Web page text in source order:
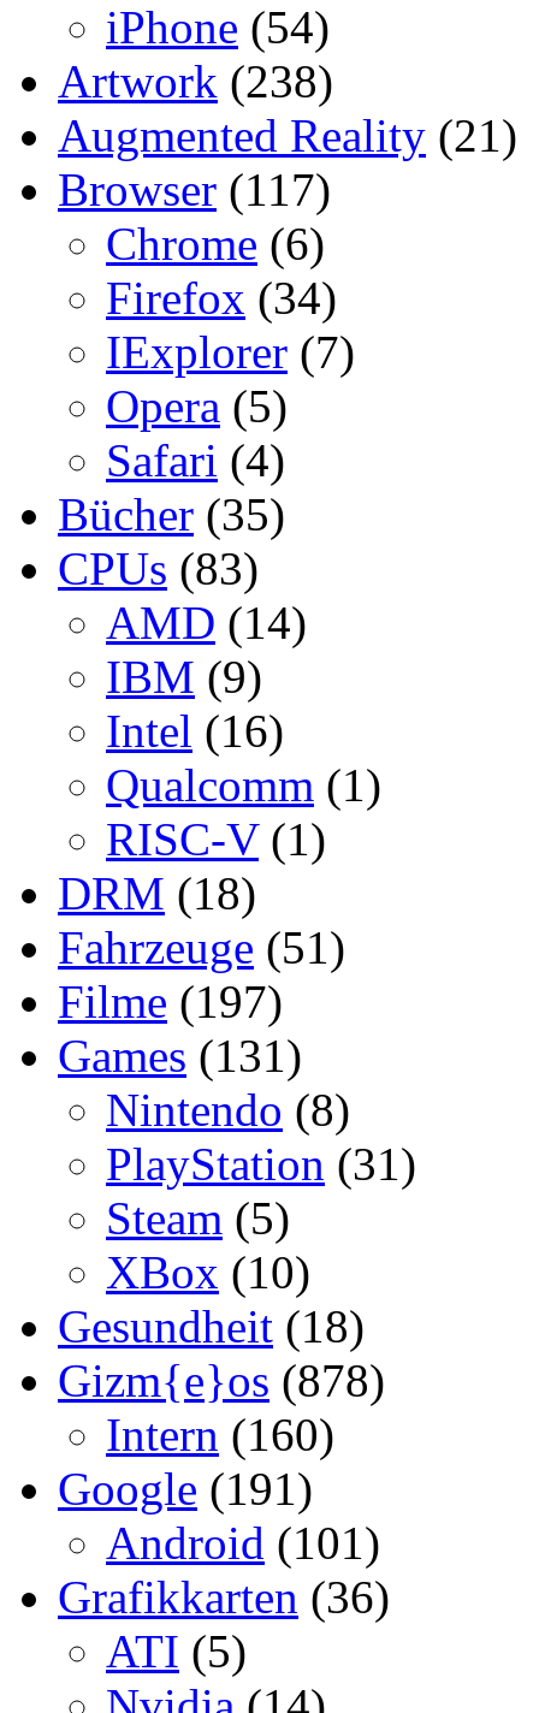
iPhone (54)
Artwork (238)
Augmented Reality (21)
Browser (117)
Chrome (6)
Firefox (34)
IExplorer (7)
Opera (5)
Safari (4)
Bücher (35)
CPUs (83)
AMD (14)
IBM (9)
Intel (16)
Qualcomm (1)
RISC-V(1)
DRM (18)
Fahrzeuge (51)
Filme (197)
Games (131)
Nintendo (8)
PlayStation (31)
Steam (5)
XBox (10)
Gesundheit (18)
Gizm{e}os (878)
Intern (160)
Google (191)
Android (101)
Grafikkarten (36)
ATI (5)